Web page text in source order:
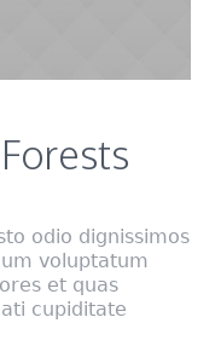
odio dignissimos
voluptatum
et quas
cupiditate